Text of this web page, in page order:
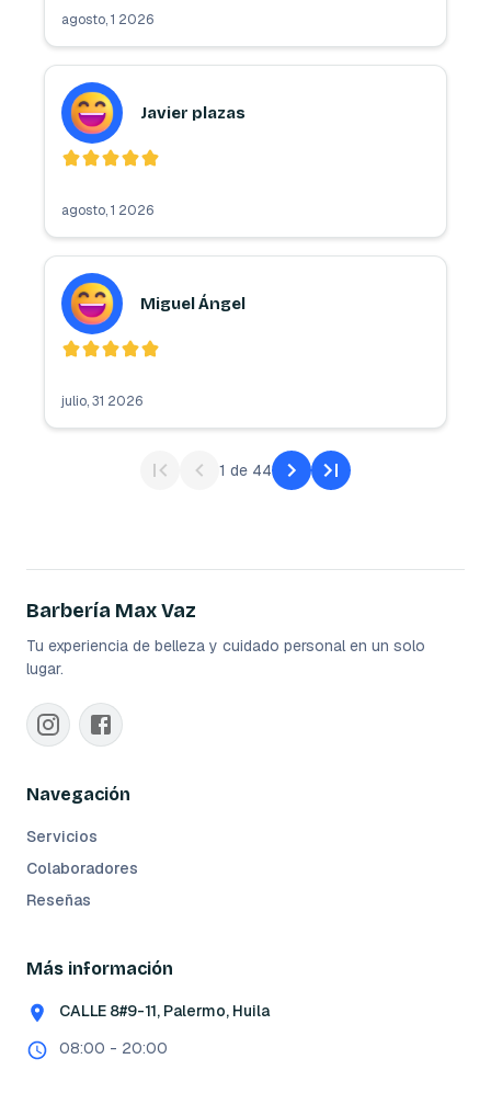
agosto, 1 2026
Javier plazas
agosto, 1 2026
Miguel Ángel
julio, 31 2026
1 de 44
Barbería Max Vaz
Tu experiencia de belleza y cuidado personal en un solo
lugar.
Navegación
Servicios
Colaboradores
Reseñas
Más información
CALLE 8#9-11, Palermo, Huila
08:00 - 20:00